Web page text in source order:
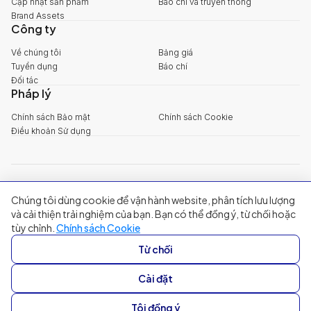
Brand Assets
Công ty
Về chúng tôi
Bảng giá
Tuyển dụng
Báo chí
Đối tác
Pháp lý
Chính sách Bảo mật
Chính sách Cookie
Điều khoản Sử dụng
+84 888 18 1313
Trụ sở chính: Tầng 03, 65-67 Đường B4, Khu đô thị Sala, Phường An
Khánh, TP Hồ Chí Minh
Singapore:20A Tanjong Pagar Road, Singapore
© 2024 Filum Inc. All rights reserved.
Chúng tôi dùng cookie để vận hành website, phân tích lưu lượng
và cải thiện trải nghiệm của bạn. Bạn có thể đồng ý, từ chối hoặc
tùy chỉnh. Chính sách Cookie
Từ chối
Cài đặt
Tôi đồng ý